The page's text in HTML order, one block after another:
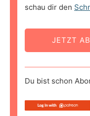
schau dir den
JETZT
Du bist schon